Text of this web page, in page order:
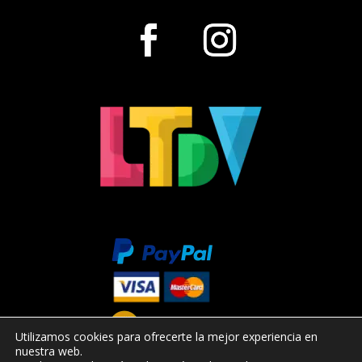
Utilizamos cookies para ofrecerte la mejor experiencia en
nuestra web.